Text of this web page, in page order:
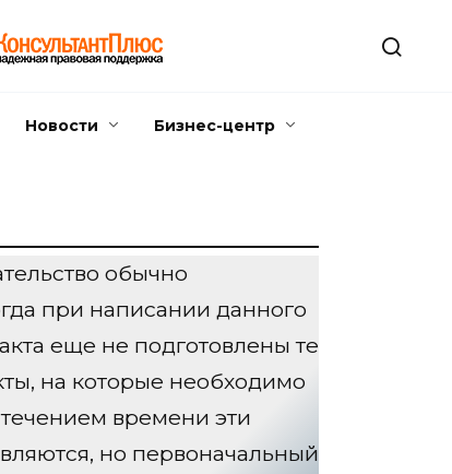
Новости Бизнес-центр
обычно
при написании данного
еще не подготовлены те
на которые необходимо
времени эти
но первоначальный